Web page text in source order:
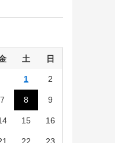
土 日
1 2
7 8 9
15 16
22 23